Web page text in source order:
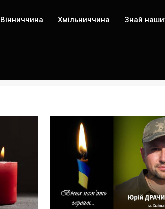
Вінниччина Хмільниччина Знай